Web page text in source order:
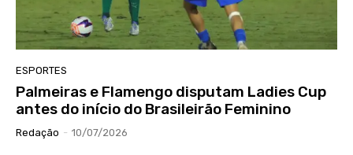
ESPORTES
Palmeiras e Flamengo disputam Ladies Cup
antes do início do Brasileirão Feminino
Redação - 10/07/2026